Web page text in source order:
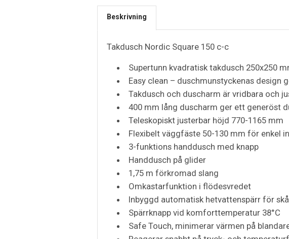
Beskrivning
Takdusch Nordic Square 150 c-c
Supertunn kvadratisk takdusch 250x250
Easy clean – duschmunstyckenas
Takdusch och duscharm är vridbara och
400 mm lång duscharm ger ett generöst
Teleskopiskt justerbar höjd 770-1165 mm
Flexibelt väggfäste 50-130 mm för enkel
3-funktions handdusch med knapp
Handdusch på glider
1,75 m förkromad slang
Omkastarfunktion i flödesvredet
Inbyggd automatisk hetvattenspärr för
Spärrknapp vid komforttemperatur 38°C
Safe Touch, minimerar värmen på